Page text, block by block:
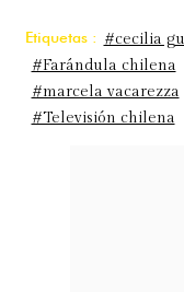
Etiquetas : #cecilia
#Farándula chilena
#marcela vacarezza
#Televisión chilena